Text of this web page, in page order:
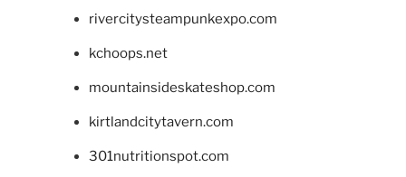
rivercitysteampunkexpo.com
kchoops.net
mountainsideskateshop.com
kirtlandcitytavern.com
301nutritionspot.com